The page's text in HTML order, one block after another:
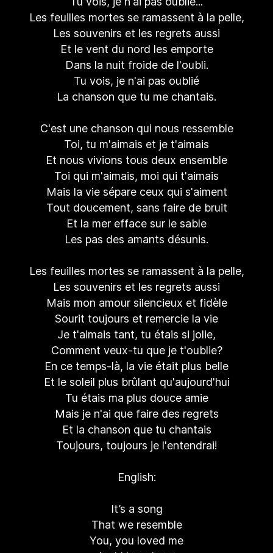
Les feuilles mortes se ramassent à la pelle,
Les souvenirs et les regrets aussi
Et le vent du nord les emporte
Dans la nuit froide de l'oubli.
Tu vois, je n'ai pas oublié
La chanson que tu me chantais.
C'est une chanson qui nous ressemble
Toi, tu m'aimais et je t'aimais
Et nous vivions tous deux ensemble
Toi qui m'aimais, moi qui t'aimais
Mais la vie sépare ceux qui s'aiment
Tout doucement, sans faire de bruit
Et la mer efface sur le sable
Les pas des amants désunis.
Les feuilles mortes se ramassent à la pelle,
Les souvenirs et les regrets aussi
Mais mon amour silencieux et fidèle
Sourit toujours et remercie la vie
Je t'aimais tant, tu étais si jolie,
Comment veux-tu que je t'oublie?
En ce temps-là, la vie était plus belle
Et le soleil plus brûlant qu'aujourd'hui
Tu étais ma plus douce amie
Mais je n'ai que faire des regrets
Et la chanson que tu chantais
Toujours, toujours je l'entendrai!
English:
It’s a song
That we resemble
You, you loved me